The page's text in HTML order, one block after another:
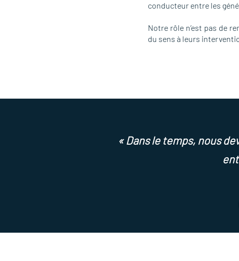
conducteur entre les
Notre rôle n’est pas de
du sens à leurs
« Dans le temps, nous